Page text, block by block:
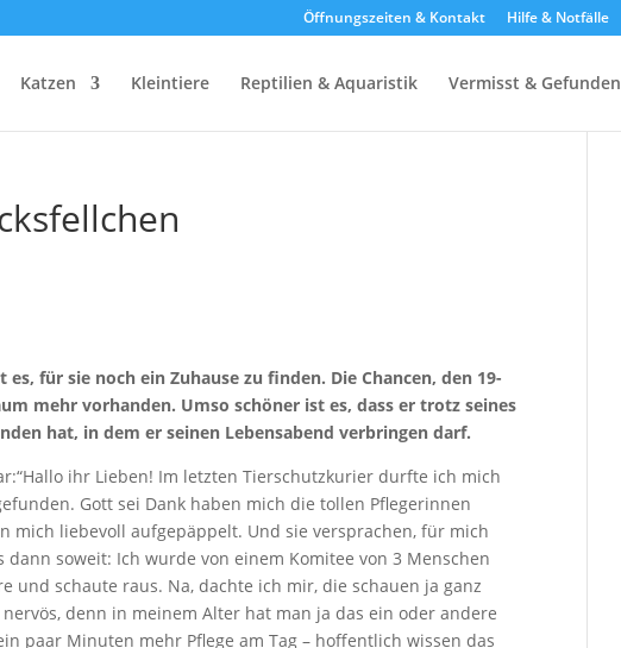
Öffnungszeiten & Kontakt Hilfe & Notfälle
Katzen Kleintiere Reptilien & Aquaristik Vermisst & Gefunden
für sie noch ein Zuhause zu finden. Die Chancen, den 19-
mehr vorhanden. Umso schöner ist es, dass er trotz seines
hat, in dem er seinen Lebensabend verbringen darf.
ihr Lieben! Im letzten Tierschutzkurier durfte ich mich
Gott sei Dank haben mich die tollen Pflegerinnen
mich liebevoll aufgepäppelt. Und sie versprachen, für mich
soweit: Ich wurde von einem Komitee von 3 Menschen
und schaute raus. Na, dachte ich mir, die schauen ja ganz
denn in meinem Alter hat man ja das ein oder andere
paar Minuten mehr Pflege am Tag – hoffentlich wissen das